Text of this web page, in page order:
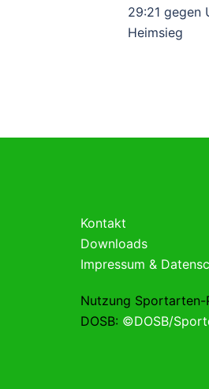
29:21 gegen
Heimsieg
Kontakt
Downloads
Impressum &
Nutzung Sportarten-
DOSB: ©DOSB/